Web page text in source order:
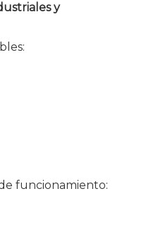
y
funcionamiento: